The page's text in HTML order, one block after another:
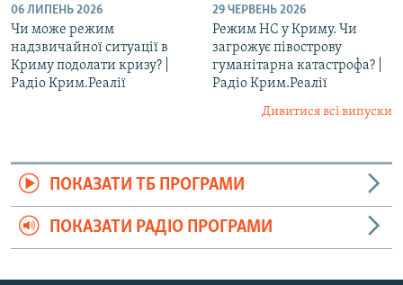
06 ЛИПЕНЬ 2026
Чи може режим
надзвичайної ситуації в
Криму подолати кризу? |
Радіо Крим.Реалії
29 ЧЕРВЕНЬ 2026
Режим НС у Криму. Чи
загрожує півострову
гуманітарна катастрофа? |
Радіо Крим.Реалії
Дивитися всі випуски
ПОКАЗАТИ ТБ ПРОГРАМИ
ПОКАЗАТИ РАДІО ПРОГРАМИ